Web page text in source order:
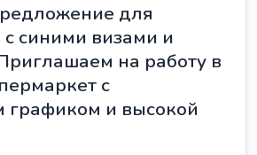
для
с синими визами и
на работу в
с
графиком и высокой